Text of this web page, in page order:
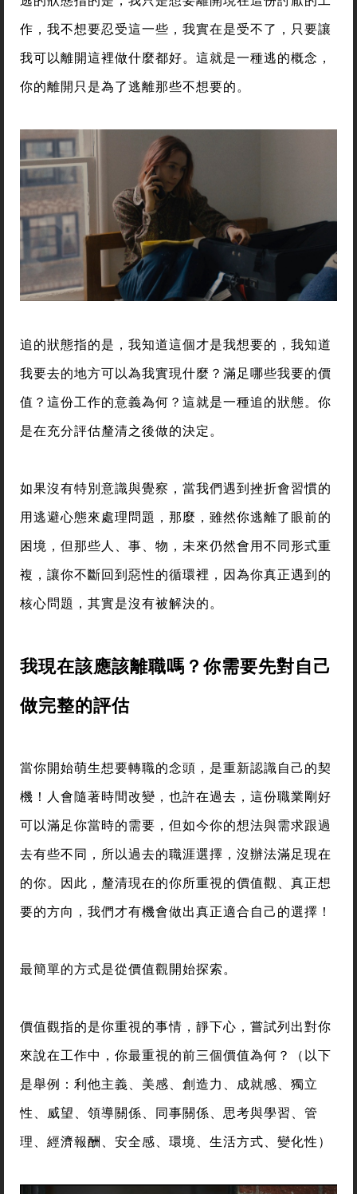
作，我不想要忍受這一些，我實在是受不了，只要讓
我可以離開這裡做什麼都好。這就是一種逃的概念，
你的離開只是為了逃離那些不想要的。
追的狀態指的是，我知道這個才是我想要的，我知道
我要去的地方可以為我實現什麼？滿足哪些我要的價
值？這份工作的意義為何？這就是一種追的狀態。你
是在充分評估釐清之後做的決定。
如果沒有特別意識與覺察，當我們遇到挫折會習慣的
用逃避心態來處理問題，那麼，雖然你逃離了眼前的
困境，但那些人、事、物，未來仍然會用不同形式重
複，讓你不斷回到惡性的循環裡，因為你真正遇到的
核心問題，其實是沒有被解決的。
我現在該應該離職嗎？你需要先對自己
做完整的評估
當你開始萌生想要轉職的念頭，是重新認識自己的契
機！人會隨著時間改變，也許在過去，這份職業剛好
可以滿足你當時的需要，但如今你的想法與需求跟過
去有些不同，所以過去的職涯選擇，沒辦法滿足現在
的你。因此，釐清現在的你所重視的價值觀、真正想
要的方向，我們才有機會做出真正適合自己的選擇！
最簡單的方式是從價值觀開始探索。
價值觀指的是你重視的事情，靜下心，嘗試列出對你
來說在工作中，你最重視的前三個價值為何？（以下
是舉例：利他主義、美感、創造力、成就感、獨立
性、威望、領導關係、同事關係、思考與學習、管
理、經濟報酬、安全感、環境、生活方式、變化性）